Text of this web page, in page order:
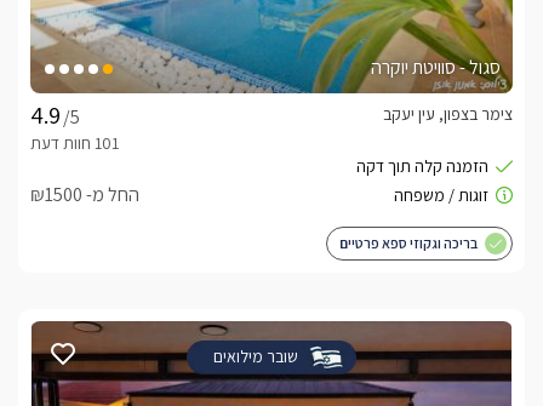
סגול - סוויטת יוקרה
/5
צימר בצפון, עין יעקב
החל מ- ₪1500
בריכה וגקוזי ספא פרטיים
שובר מילואים